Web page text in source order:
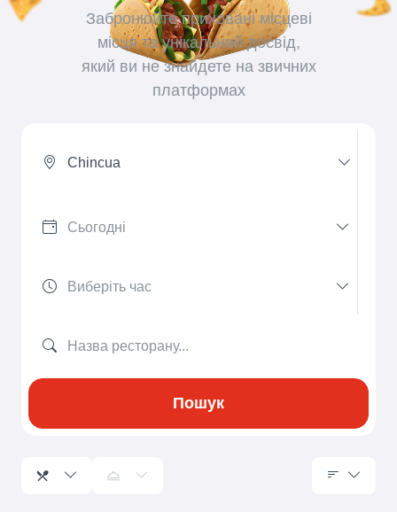
Забронюйте приховані місцеві
місця та унікальний досвід,
який ви не знайдете на звичних
платформах
Chincua
Пошук